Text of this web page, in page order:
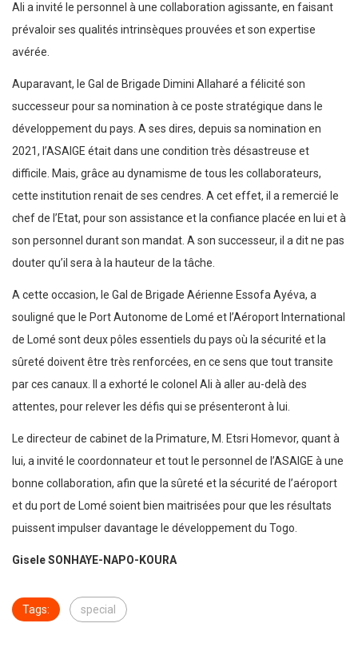
Ali a invité le personnel à une collaboration agissante, en faisant
prévaloir ses qualités intrinsèques prouvées et son expertise
avérée.
Auparavant, le Gal de Brigade Dimini Allaharé a félicité son
successeur pour sa nomination à ce poste stratégique dans le
développement du pays. A ses dires, depuis sa nomination en
2021, l’ASAIGE était dans une condition très désastreuse et
difficile. Mais, grâce au dynamisme de tous les collaborateurs,
cette institution renait de ses cendres. A cet effet, il a remercié le
chef de l’Etat, pour son assistance et la confiance placée en lui et à
son personnel durant son mandat. A son successeur, il a dit ne pas
douter qu’il sera à la hauteur de la tâche.
A cette occasion, le Gal de Brigade Aérienne Essofa Ayéva, a
souligné que le Port Autonome de Lomé et l’Aéroport International
de Lomé sont deux pôles essentiels du pays où la sécurité et la
sûreté doivent être très renforcées, en ce sens que tout transite
par ces canaux. Il a exhorté le colonel Ali à aller au-delà des
attentes, pour relever les défis qui se présenteront à lui.
Le directeur de cabinet de la Primature, M. Etsri Homevor, quant à
lui, a invité le coordonnateur et tout le personnel de l’ASAIGE à une
bonne collaboration, afin que la sûreté et la sécurité de l’aéroport
et du port de Lomé soient bien maitrisées pour que les résultats
puissent impulser davantage le développement du Togo.
Gisele SONHAYE-NAPO-KOURA
Tags: special